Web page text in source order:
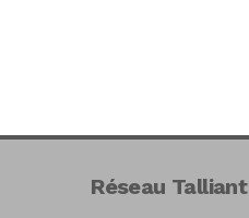
Réseau Talliant